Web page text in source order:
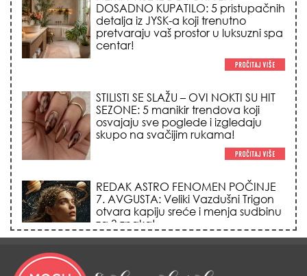
STILISTI SE SLAŽU – OVI NOKTI SU HIT
SEZONE: 5 manikir trendova koji
osvajaju sve poglede i izgledaju
skupo na svačijim rukama!
REDAK ASTRO FENOMEN POČINJE
7. AVGUSTA: Veliki Vazdušni Trigon
otvara kapiju sreće i menja sudbinu
za 3 znaka!
LJUDI U SRBIJI MASOVNO KUPUJU
OVO ČUDO OD 200 DINARA: Trik sa
peškirom i ledom koji rashlađuje stan
na +35 za 10 minuta (BEZ KLIME)!